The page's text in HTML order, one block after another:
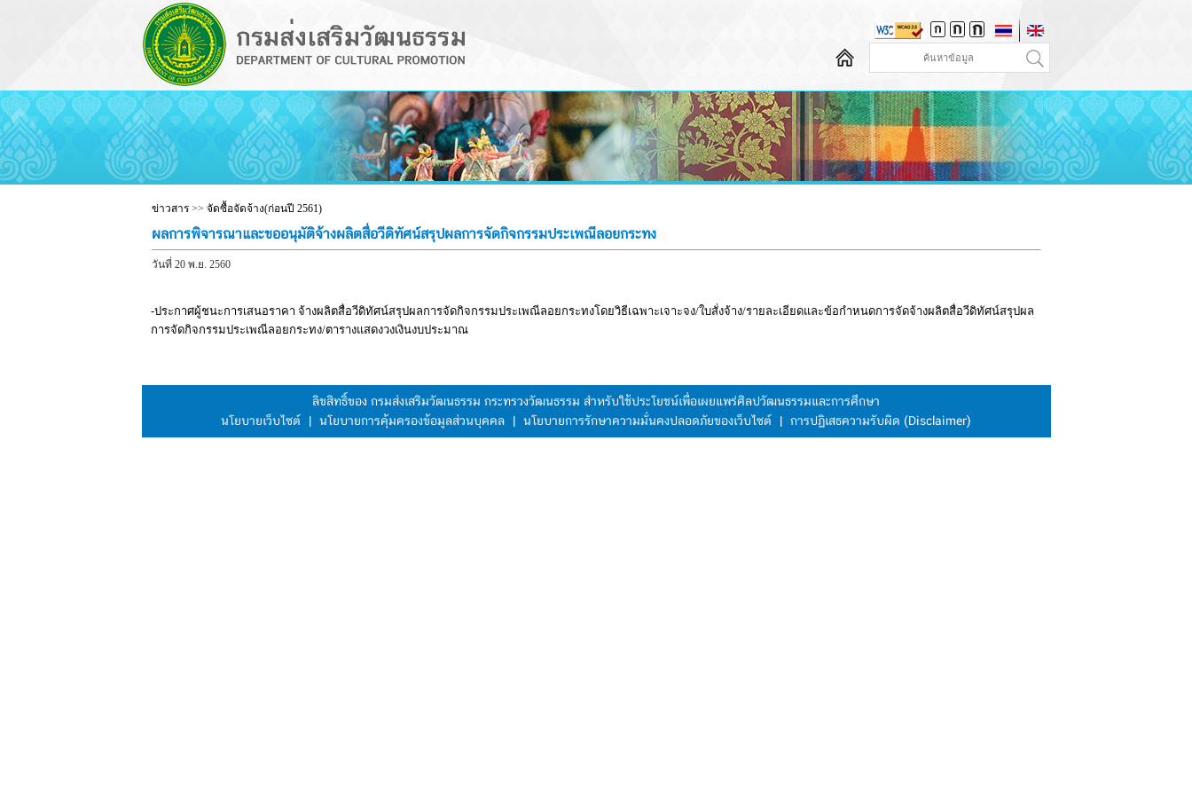
ข่าวสาร >> จัดซื้อจัดจ้าง(ก่อนปี 2561)
ผลการพิจารณาและขออนุมัติจ้างผลิตสื่อวีดิทัศน์สรุปผลการจัดกิจกรรมประเพณีลอยกระทง
วันที่ 20 พ.ย. 2560
-ประกาศผู้ชนะการเสนอราคา จ้างผลิตสื่อวีดิทัศน์สรุปผลการจัดกิจกรรมประเพณีลอยกระทงโดยวิธีเฉพาะเจาะจง/ใบสั่งจ้าง/รายละเอียดและข้อกำหนดการจัดจ้างผลิตสื่อวีดิทัศน์สรุปผล
การจัดกิจกรรมประเพณีลอยกระทง/ตารางแสดงวงเงินงบประมาณ
ลิขสิทธิ์ของ กรมส่งเสริมวัฒนธรรม กระทรวงวัฒนธรรม สำหรับใช้ประโยชน์เพื่อเผยแพร่ศิลปวัฒนธรรมและการศึกษา
นโยบายเว็บไซต์
| นโยบายการคุ้มครองข้อมูลส่วนบุคคล | นโยบายการรักษาความมั่นคงปลอดภัยของเว็บไซต์ | การปฏิเสธความรับผิด (Disclaimer)